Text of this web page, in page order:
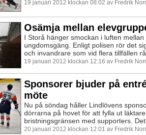
19 januari 2012 klockan 08:02 av Fredrik
Osämja mellan
I Storå hänger smockan i luften mellan
ungdomsgäng. Enligt polisen rör det
och invandrare som vid flera tillfällen
19 januari 2012 klockan 12:16 av Fredrik
Sponsorer bjuder på
möte
Nu på söndag håller Lindlövens
dörrarna på hovet för att fylla ut
bristningsgränsen med supporters.
20 januari 2012 klockan 12:01 av Fredrik